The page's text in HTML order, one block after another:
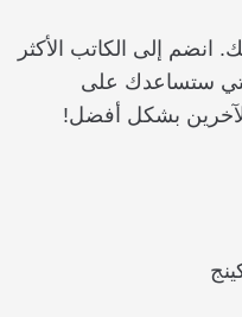
انضم إلى الكاتب الأكثر
ستساعدك على
بشكل أفضل!